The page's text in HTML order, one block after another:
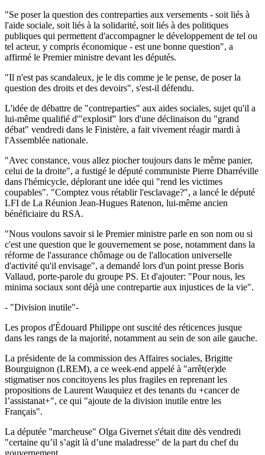
"Se poser la question des contreparties aux versements - soit liés à
l'aide sociale, soit liés à la solidarité, soit liés à des politiques
publiques qui permettent d'accompagner le développement de tel ou
tel acteur, y compris économique - est une bonne question", a
affirmé le Premier ministre devant les députés.
"Il n'est pas scandaleux, je le dis comme je le pense, de poser la
question des droits et des devoirs", s'est-il défendu.
L'idée de débattre de "contreparties" aux aides sociales, sujet qu'il a
lui-même qualifié d'"explosif" lors d'une déclinaison du "grand
débat" vendredi dans le Finistère, a fait vivement réagir mardi à
l'Assemblée nationale.
"Avec constance, vous allez piocher toujours dans le même panier,
celui de la droite", a fustigé le député communiste Pierre Dharréville
dans l'hémicycle, déplorant une idée qui "rend les victimes
coupables". "Comptez vous rétablir l'esclavage?", a lancé le député
LFI de La Réunion Jean-Hugues Ratenon, lui-même ancien
bénéficiaire du RSA.
"Nous voulons savoir si le Premier ministre parle en son nom ou si
c'est une question que le gouvernement se pose, notamment dans la
réforme de l'assurance chômage ou de l'allocation universelle
d'activité qu'il envisage", a demandé lors d'un point presse Boris
Vallaud, porte-parole du groupe PS. Et d'ajouter: "Pour nous, les
minima sociaux sont déjà une contrepartie aux injustices de la vie".
- "Division inutile"-
Les propos d'Édouard Philippe ont suscité des réticences jusque
dans les rangs de la majorité, notamment au sein de son aile gauche.
La présidente de la commission des Affaires sociales, Brigitte
Bourguignon (LREM), a ce week-end appelé à "arrêt(er)de
stigmatiser nos concitoyens les plus fragiles en reprenant les
propositions de Laurent Wauquiez et des tenants du +cancer de
l’assistanat+", ce qui "ajoute de la division inutile entre les
Français".
La députée "marcheuse" Olga Givernet s'était dite dès vendredi
"certaine qu’il s’agit là d’une maladresse" de la part du chef du
gouvernement.